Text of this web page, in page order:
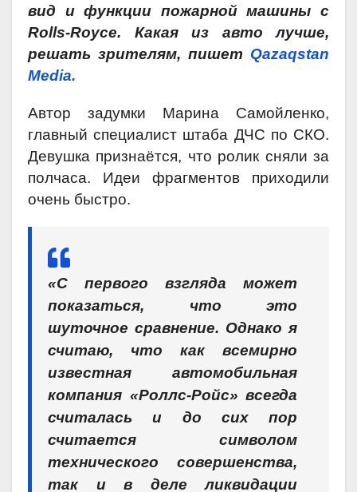
вид и функции пожарной машины с
Rolls-Royce. Какая из авто лучше,
решать зрителям, пишет Qazaqstan
Media.
Автор задумки Марина Самойленко,
главный специалист штаба ДЧС по СКО.
Девушка признаётся, что ролик сняли за
полчаса. Идеи фрагментов приходили
очень быстро.
«С первого взгляда может
показаться, что это
шуточное сравнение. Однако я
считаю, что как всемирно
известная автомобильная
компания «Роллс-Ройс» всегда
считалась и до сих пор
считается символом
технического совершенства,
так и в деле ликвидации